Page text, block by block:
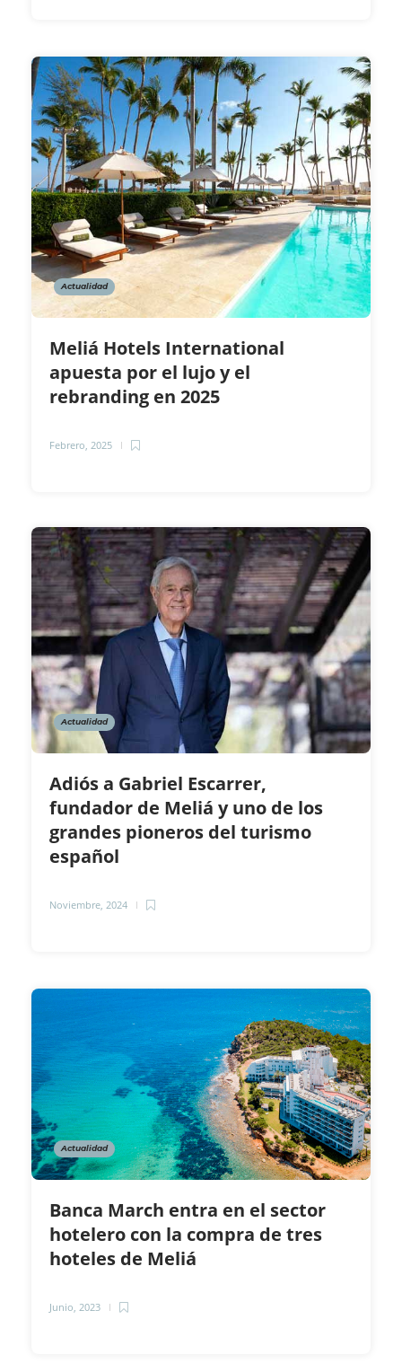
Actualidad
Meliá Hotels International
apuesta por el lujo y el
rebranding en 2025
Febrero, 2025
Actualidad
Adiós a Gabriel Escarrer,
fundador de Meliá y uno de los
grandes pioneros del turismo
español
Noviembre, 2024
Actualidad
Banca March entra en el sector
hotelero con la compra de tres
hoteles de Meliá
Junio, 2023